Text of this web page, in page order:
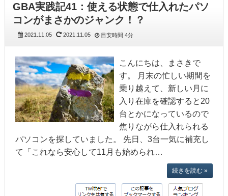
GBA実践記41：使える状態で仕入れたパソ
コンがまさかのジャンク！？
2021.11.05 2021.11.05 目安時間 4分
こんにちは、まさきで
す。 月末の忙しい期間を
乗り越えて、新しい月に
入り在庫を確認すると20
台とかになっているので
焦りながら仕入れられる
パソコンを探していました。 先日、3台一気に補充し
て「これなら安心して11月も始められ…
続きを読む »